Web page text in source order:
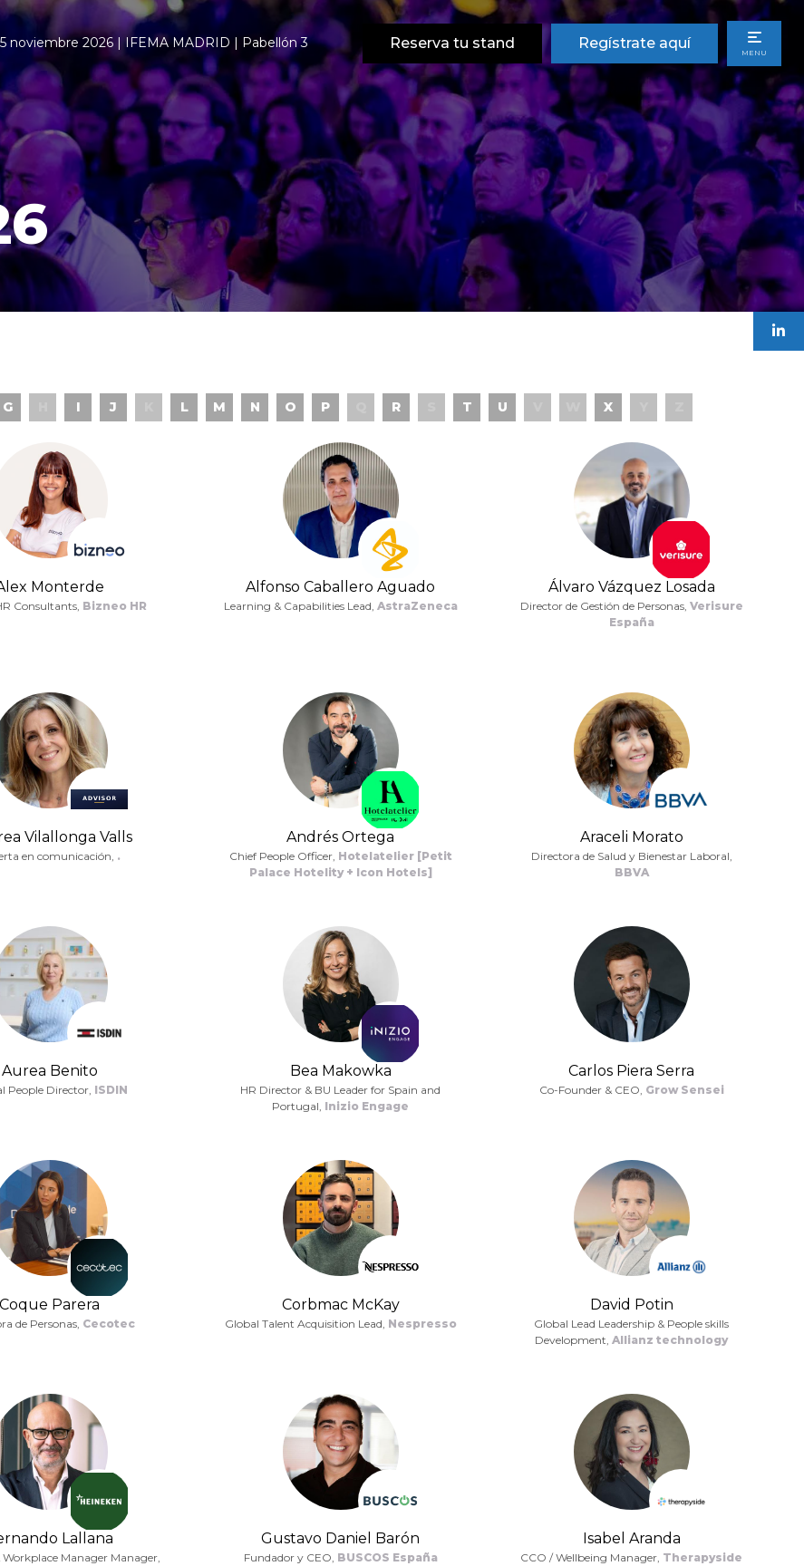
noviembre 2026 | IFEMA MADRID | Pabellón 3 Reserva tu stand Regístrate aquí
MENU
G I J L M N O P R T U X
Monterde
Consultants, Bizneo HR
Alfonso Caballero Aguado
Learning & Capabilities Lead, AstraZeneca
Álvaro Vázquez Losada
Director de Gestión de Personas, Verisure
España
Vilallonga Valls
en comunicación, .
Andrés Ortega
Chief People Officer, Hotelatelier [Petit
Palace Hotelity + Icon Hotels]
Araceli Morato
Directora de Salud y Bienestar Laboral,
BBVA
Aurea Benito
People Director, ISDIN
Bea Makowka
HR Director & BU Leader for Spain and
Portugal, Inizio Engage
Carlos Piera Serra
Co-Founder & CEO, Grow Sensei
Coque Parera
de Personas, Cecotec
Corbmac McKay
Global Talent Acquisition Lead, Nespresso
David Potin
Global Lead Leadership & People skills
Development, Allianz technology
Lallana
Workplace Manager Manager,
Gustavo Daniel Barón
Fundador y CEO, BUSCOS España
Isabel Aranda
CCO / Wellbeing Manager, Therapyside